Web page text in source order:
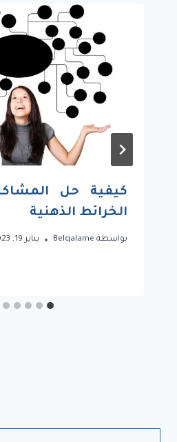
كيفية حل
الخرائط الذهنية
بواسطة Belqalame يناير 19, 2023